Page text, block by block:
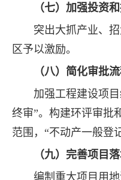
（七）加强投资
突出大抓产业、
区予以激励。
（八）简化审批
加强工程建设项
终审”。构建环评审批
范围，“不动产一般登
（九）完善项目
编制重大项目用